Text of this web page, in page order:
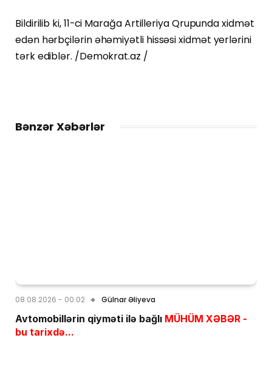
Bildirilib ki, 11-ci Marağa Artilleriya Qrupunda xidmət
edən hərbçilərin əhəmiyətli hissəsi xidmət yerlərini
tərk ediblər. /Demokrat.az /
Bənzər Xəbərlər
08.08.2026 - 00:02 Gülnar Əliyeva
Avtomobillərin qiyməti ilə bağlı MÜHÜM XƏBƏR -
bu tarixdə...